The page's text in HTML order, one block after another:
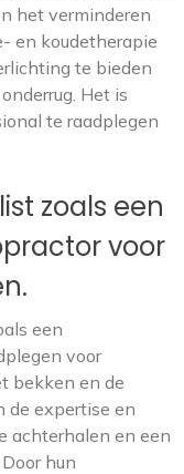
het verminderen
en koudetherapie
te bieden
Het is
te raadplegen
zoals een
voor
een
voor
bekken en de
de expertise en
achterhalen en een
hun